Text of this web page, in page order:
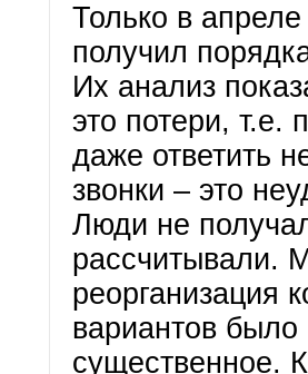
Только в
получил
Их анализ
это потери,
даже ответить
звонки – это
Люди не
рассчитывали.
реорганизация
вариантов
существенное.